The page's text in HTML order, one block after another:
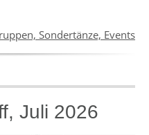
Sondertänze, Events
Juli 2026